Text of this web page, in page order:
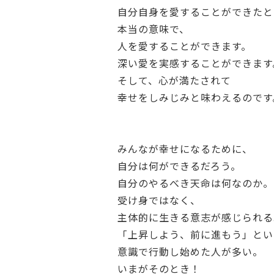
自分自身を愛することができたと
本当の意味で、
人を愛することができます。
深い愛を実感することができます
そして、心が満たされて
幸せをしみじみと味わえるのです
みんなが幸せになるために、
自分は何ができるだろう。
自分のやるべき天命は何なのか。
受け身ではなく、
主体的に生きる意志が感じられる
「上昇しよう、前に進もう」と
意識で行動し始めた人が多い。
いまがそのとき！